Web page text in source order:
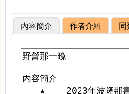
內容簡介 作者介紹 同